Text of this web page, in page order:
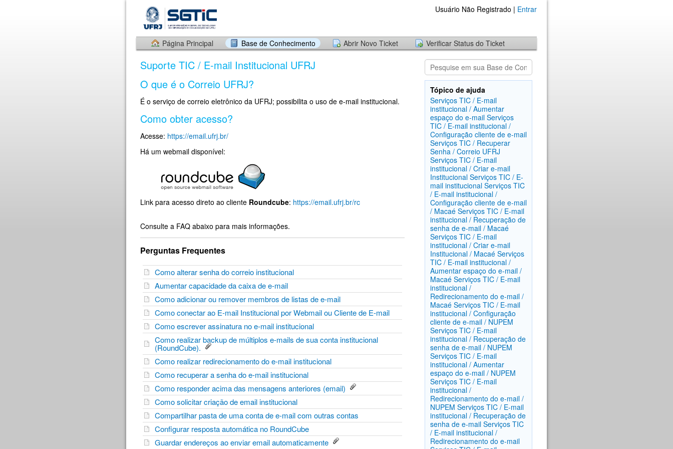
Usuário Não Registrado | Entrar
Página Principal Base de Conhecimento Abrir Novo Ticket Verificar Status do Ticket
Suporte TIC / E-mail Institucional UFRJ
O que é o Correio UFRJ?
É o serviço de correio eletrônico da UFRJ; possibilita o uso de e-mail institucional.
Como obter acesso?
Acesse: https://email.ufrj.br/
Há um webmail disponível:
Link para acesso direto ao cliente Roundcube: https://email.ufrj.br/rc
Consulte a FAQ abaixo para mais informações.
Perguntas Frequentes
Como alterar senha do correio institucional
Aumentar capacidade da caixa de e-mail
Como adicionar ou remover membros de listas de e-mail
Como conectar ao E-mail Institucional por Webmail ou Cliente de E-mail
Como escrever assinatura no e-mail institucional
Como realizar backup de múltiplos e-mails de sua conta institucional
(RoundCube).
Como realizar redirecionamento do e-mail institucional
Como recuperar a senha do e-mail institucional
Como responder acima das mensagens anteriores (email)
Como solicitar criação de email institucional
Compartilhar pasta de uma conta de e-mail com outras contas
Configurar resposta automática no RoundCube
Guardar endereços ao enviar email automaticamente
Tópico de ajuda
Serviços TIC / E-mail
institucional / Aumentar
espaço do e-mail Serviços
TIC / E-mail institucional /
Configuração cliente de e-mail
Serviços TIC / Recuperar
Senha / Correio UFRJ
Serviços TIC / E-mail
institucional / Criar e-mail
Institucional Serviços TIC / E-
mail institucional Serviços TIC
/ E-mail institucional /
Configuração cliente de e-mail
/ Macaé Serviços TIC / E-mail
institucional / Recuperação de
senha de e-mail / Macaé
Serviços TIC / E-mail
institucional / Criar e-mail
Institucional / Macaé Serviços
TIC / E-mail institucional /
Aumentar espaço do e-mail /
Macaé Serviços TIC / E-mail
institucional /
Redirecionamento do e-mail /
Macaé Serviços TIC / E-mail
institucional / Configuração
cliente de e-mail / NUPEM
Serviços TIC / E-mail
institucional / Recuperação de
senha de e-mail / NUPEM
Serviços TIC / E-mail
institucional / Aumentar
espaço do e-mail / NUPEM
Serviços TIC / E-mail
institucional /
Redirecionamento do e-mail /
NUPEM Serviços TIC / E-mail
institucional / Recuperação de
senha de e-mail Serviços TIC
/ E-mail institucional /
Redirecionamento do e-mail